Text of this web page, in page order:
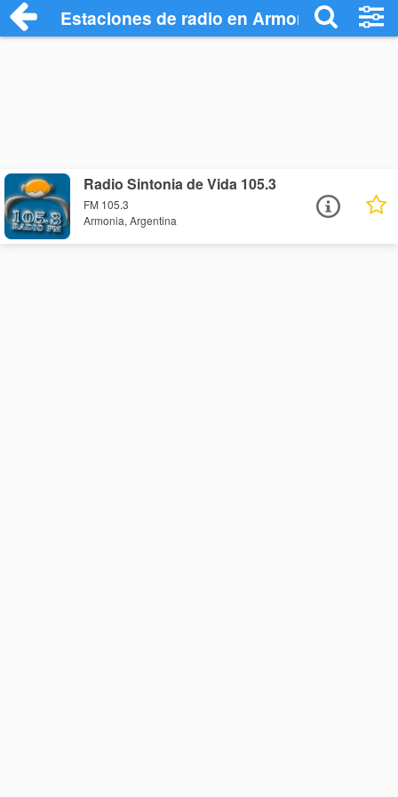
Estaciones de radio en Armonia -
Radio Sintonia de Vida 105.3
FM 105.3
Armonia, Argentina